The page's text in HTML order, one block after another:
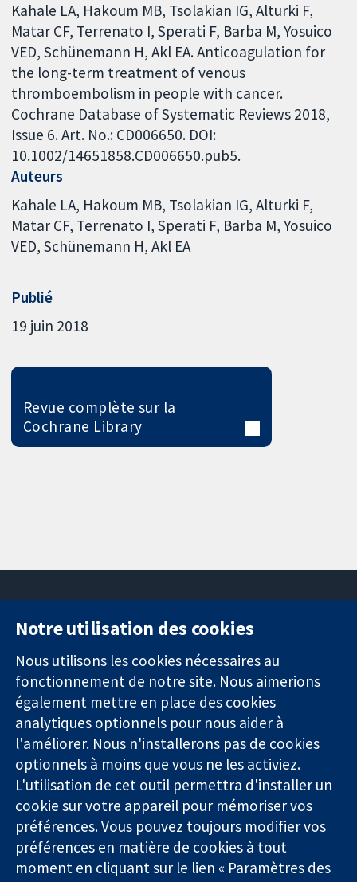
Kahale LA, Hakoum MB, Tsolakian IG, Alturki F,
Matar CF, Terrenato I, Sperati F, Barba M, Yosuico
VED, Schünemann H, Akl EA. Anticoagulation for
the long-term treatment of venous
thromboembolism in people with cancer.
Cochrane Database of Systematic Reviews 2018,
Issue 6. Art. No.: CD006650. DOI:
10.1002/14651858.CD006650.pub5.
Auteurs
Kahale LA Hakoum MB Tsolakian IG Alturki F
Matar CF Terrenato I Sperati F Barba M Yosuico
VED Schünemann H Akl EA
Publié
19 juin 2018
Revue complète sur la
Cochrane Library
Des données
probantes.
Des décisions
éclairées.
Une meilleure
santé.
11-13 Cavendish
Square
Londres
W1G0AN
Royaume-Uni
nous
Actualités
Service de
presse
Qui sommes-
nous
Offres
d'emploi
Library
La Collaboration Cochrane est une association caritative (n°
Notre utilisation des cookies
Nous utilisons les cookies nécessaires au
fonctionnement de notre site. Nous aimerions
également mettre en place des cookies
analytiques optionnels pour nous aider à
l'améliorer. Nous n'installerons pas de cookies
optionnels à moins que vous ne les activiez.
L'utilisation de cet outil permettra d'installer un
cookie sur votre appareil pour mémoriser vos
préférences. Vous pouvez toujours modifier vos
préférences en matière de cookies à tout
moment en cliquant sur le lien « Paramètres des